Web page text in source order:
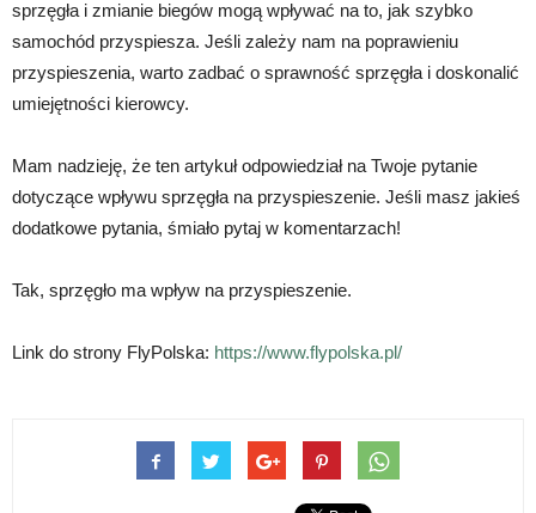
sprzęgła i zmianie biegów mogą wpływać na to, jak szybko
samochód przyspiesza. Jeśli zależy nam na poprawieniu
przyspieszenia, warto zadbać o sprawność sprzęgła i doskonalić
umiejętności kierowcy.
Mam nadzieję, że ten artykuł odpowiedział na Twoje pytanie
dotyczące wpływu sprzęgła na przyspieszenie. Jeśli masz jakieś
dodatkowe pytania, śmiało pytaj w komentarzach!
Tak, sprzęgło ma wpływ na przyspieszenie.
Link do strony FlyPolska: https://www.flypolska.pl/